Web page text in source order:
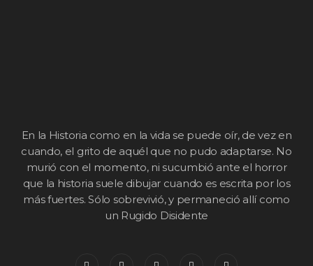
En la Historia como en la vida se puede oír, de vez en
cuando, el grito de aquél que no pudo adaptarse. No
murió con el momento, ni sucumbió ante el horror
que la historia suele dibujar cuando es escrita por los
más fuertes. Sólo sobrevivió, y permaneció allí como
un Rugido Disidente